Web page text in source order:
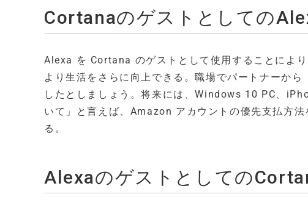
Cortanaのゲストとしての
Alexa を Cortana のゲストとして使用することによ
より生活をさらに向上できる。職場でパートナーか
したとしましょう。将来には、Windows 10 PC、
いて」と言えば、Amazon アカウントの優先支払方
る。
Alexaのゲストとしての